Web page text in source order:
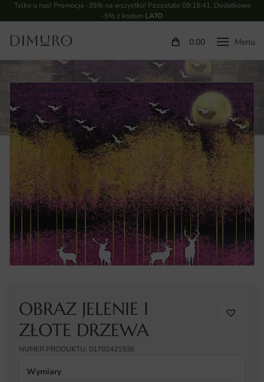
Tylko u nas! Promocja -35% na wszystko! Pozostało 09:16:40. Dodatkowe
-5% z kodem LATO
0.00
OBRAZ JELENIE I
ZŁOTE DRZEWA
NUMER PRODUKTU: 01702421536
Wymiary